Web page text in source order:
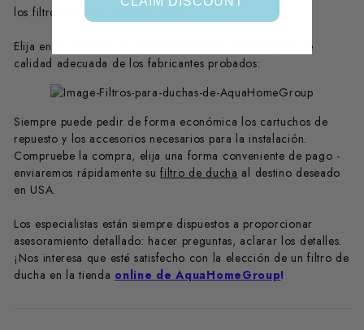
los filtros de agua para la ducha.
Elija en el catálogo de AquaHomeGroup los modelos de
calidad adecuada de los fabricantes probados:
Siempre puede pedir de forma económica los cartuchos de
repuesto y los accesorios necesarios para la instalación.
Compruebe la compra, elija una forma conveniente de pago -
enviaremos rápidamente sufiltro de ducha al destino deseado
en USA.
Los especialistas están siempre dispuestos a proporcionar
asesoramiento detallado: hacer preguntas, aclarar los detalles.
¡Nos interesa que esté satisfecho con la elección de un filtro de
ducha en la tienda online de AquaHomeGroup!